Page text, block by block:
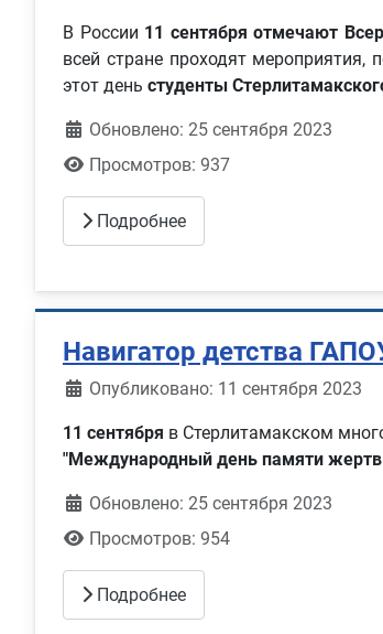
В России 11 сентября отмечают
всей стране проходят
этот день студенты
Обновлено: 25 сентября 2023
Просмотров: 937
Подробнее
Навигатор детства
Информация о материале
Опубликовано: 11 сентября 2023
11 сентября в Стерлитамакском
"Международный день памяти
Обновлено: 25 сентября 2023
Просмотров: 954
Подробнее